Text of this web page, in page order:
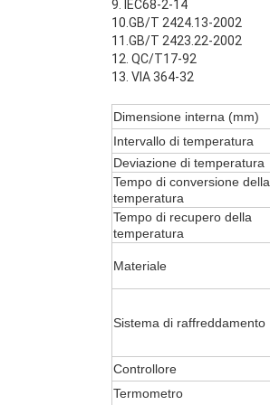
9. IEC68-2-14
10.GB/T 2424.13-2002
11.GB/T 2423.22-2002
12. QC/T17-92
13. VIA 364-32
Dimensione interna (mm)
Intervallo di temperatura
Deviazione di temperatura
Tempo di conversione della
temperatura
Tempo di recupero della
temperatura
Materiale
Sistema di raffreddamento
Controllore
Termometro